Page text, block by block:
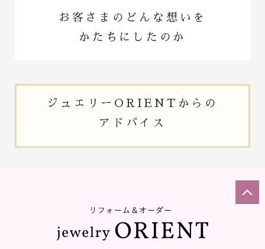
お客さまのどんな想いを
かたちにしたのか
ジュエリー ORIENTからの
アドバイス